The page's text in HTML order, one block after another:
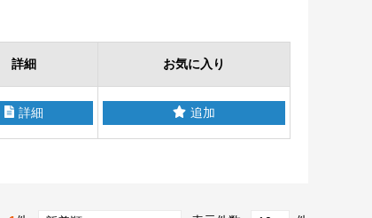
詳細 お気に入り
詳細 追加